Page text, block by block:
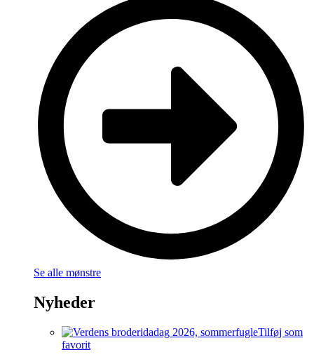
Se alle mønstre
Nyheder
Tilføj som
favorit